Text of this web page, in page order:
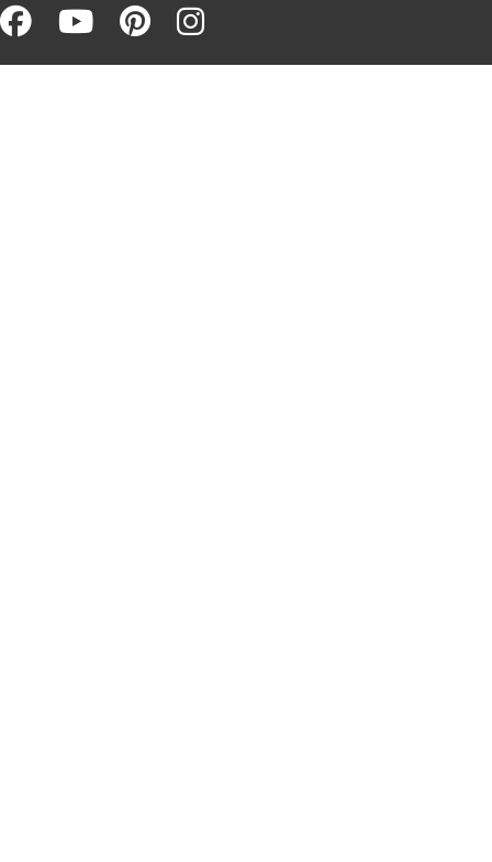
Facebook (opens in a new
Youtube (opens in a new
Pinterest (opens in a
Instagram (opens